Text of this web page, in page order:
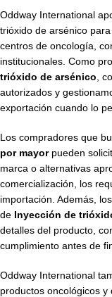
Oddway International
trióxido de arsénico
centros de oncología,
institucionales. Como
trióxido de arsénico ,
autorizados y
exportación cuando lo
Los compradores que
por mayorpueden
marca o alternativas
comercialización, los
importación. Además,
de Inyección de
detalles del producto,
cumplimiento antes de
Oddway International
productos oncológicos